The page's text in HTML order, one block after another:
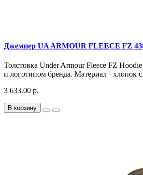
Джемпер UA ARMOUR FLEECE FZ
Толстовка Under Armour Fleece FZ
и логотипом бренда. Материал - хлопок с
3 633.00 р.
В корзину